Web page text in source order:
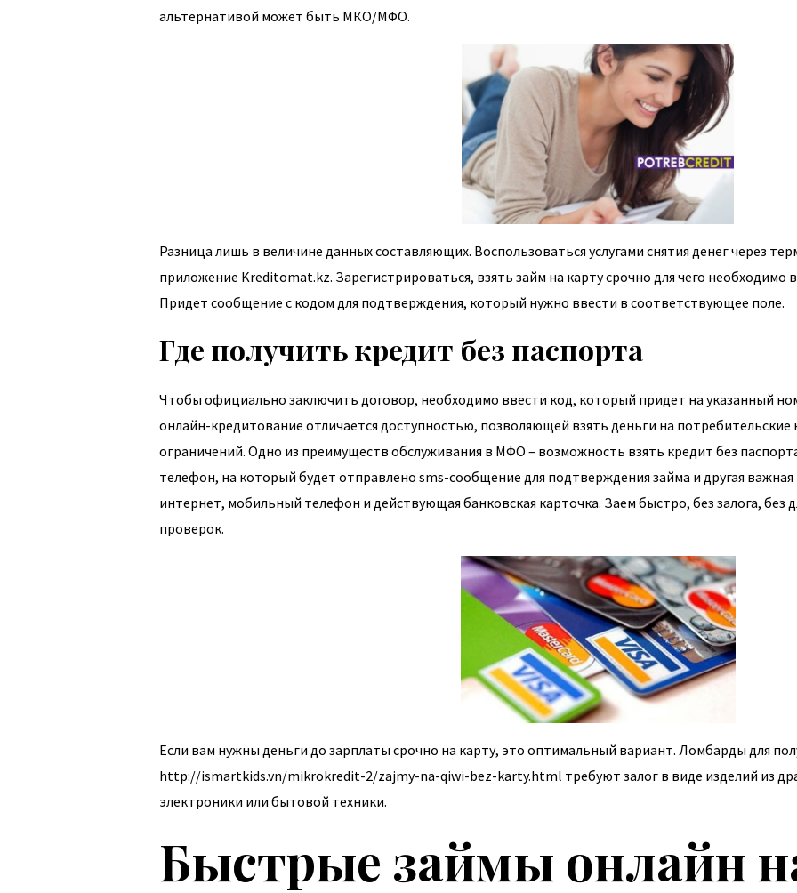
альтернативой может быть МКО/МФО.
Разница лишь в величине данных составляющих. Воспользоваться услугами снятия денег через
приложение Kreditomat.kz. Зарегистрироваться, взять займ на карту срочно для чего необходимо
Придет сообщение с кодом для подтверждения, который нужно ввести в соответствующее поле.
Где получить кредит без паспорта
Чтобы официально заключить договор, необходимо ввести код, который придет на указанный
онлайн-кредитование отличается доступностью, позволяющей взять деньги на потребительские
ограничений. Одно из преимуществ обслуживания в МФО – возможность взять кредит без
телефон, на который будет отправлено sms-сообщение для подтверждения займа и другая
интернет, мобильный телефон и действующая банковская карточка. Заем быстро, без залога,
проверок.
Если вам нужны деньги до зарплаты срочно на карту, это оптимальный вариант. Ломбарды для
http://ismartkids.vn/mikrokredit-2/zajmy-na-qiwi-bez-karty.html требуют залог в виде изделий из
электроники или бытовой техники.
Быстрые займы онлайн